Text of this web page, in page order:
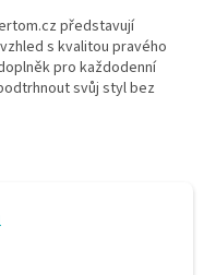
představují
s kvalitou pravého
pro každodenní
svůj styl bez